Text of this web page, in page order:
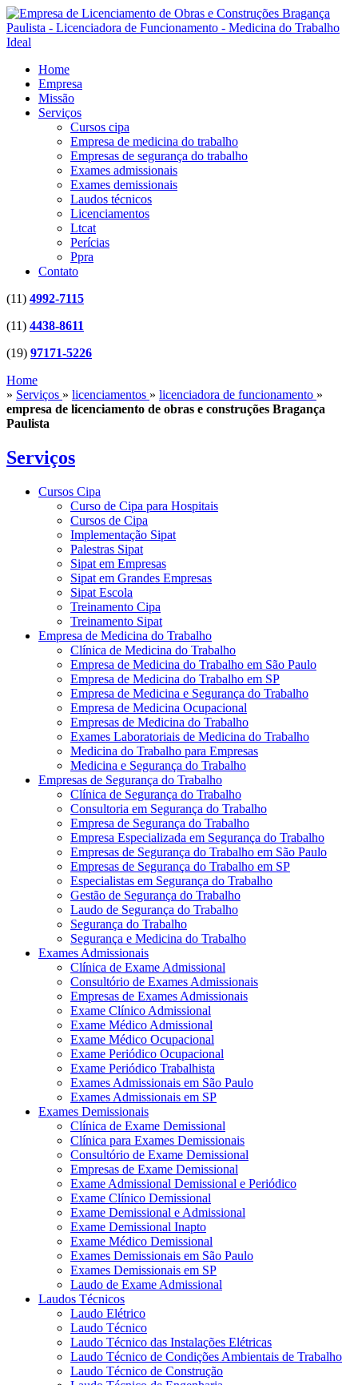
Home
Empresa
Missão
Serviços
Cursos cipa
Empresa de medicina do trabalho
Empresas de segurança do trabalho
Exames admissionais
Exames demissionais
Laudos técnicos
Licenciamentos
Ltcat
Perícias
Ppra
Contato
(11) 4992-7115
(11) 4438-8611
(19) 97171-5226
Home
» Serviços » licenciamentos » licenciadora de funcionamento »
empresa de licenciamento de obras e construções Bragança
Paulista
Serviços
Cursos Cipa
Curso de Cipa para Hospitais
Cursos de Cipa
Implementação Sipat
Palestras Sipat
Sipat em Empresas
Sipat em Grandes Empresas
Sipat Escola
Treinamento Cipa
Treinamento Sipat
Empresa de Medicina do Trabalho
Clínica de Medicina do Trabalho
Empresa de Medicina do Trabalho em São Paulo
Empresa de Medicina do Trabalho em SP
Empresa de Medicina e Segurança do Trabalho
Empresa de Medicina Ocupacional
Empresas de Medicina do Trabalho
Exames Laboratoriais de Medicina do Trabalho
Medicina do Trabalho para Empresas
Medicina e Segurança do Trabalho
Empresas de Segurança do Trabalho
Clínica de Segurança do Trabalho
Consultoria em Segurança do Trabalho
Empresa de Segurança do Trabalho
Empresa Especializada em Segurança do Trabalho
Empresas de Segurança do Trabalho em São Paulo
Empresas de Segurança do Trabalho em SP
Especialistas em Segurança do Trabalho
Gestão de Segurança do Trabalho
Laudo de Segurança do Trabalho
Segurança do Trabalho
Segurança e Medicina do Trabalho
Exames Admissionais
Clínica de Exame Admissional
Consultório de Exames Admissionais
Empresas de Exames Admissionais
Exame Clínico Admissional
Exame Médico Admissional
Exame Médico Ocupacional
Exame Periódico Ocupacional
Exame Periódico Trabalhista
Exames Admissionais em São Paulo
Exames Admissionais em SP
Exames Demissionais
Clínica de Exame Demissional
Clínica para Exames Demissionais
Consultório de Exame Demissional
Empresas de Exame Demissional
Exame Admissional Demissional e Periódico
Exame Clínico Demissional
Exame Demissional e Admissional
Exame Demissional Inapto
Exame Médico Demissional
Exames Demissionais em São Paulo
Exames Demissionais em SP
Laudo de Exame Admissional
Laudos Técnicos
Laudo Elétrico
Laudo Técnico
Laudo Técnico das Instalações Elétricas
Laudo Técnico de Condições Ambientais de Trabalho
Laudo Técnico de Construção